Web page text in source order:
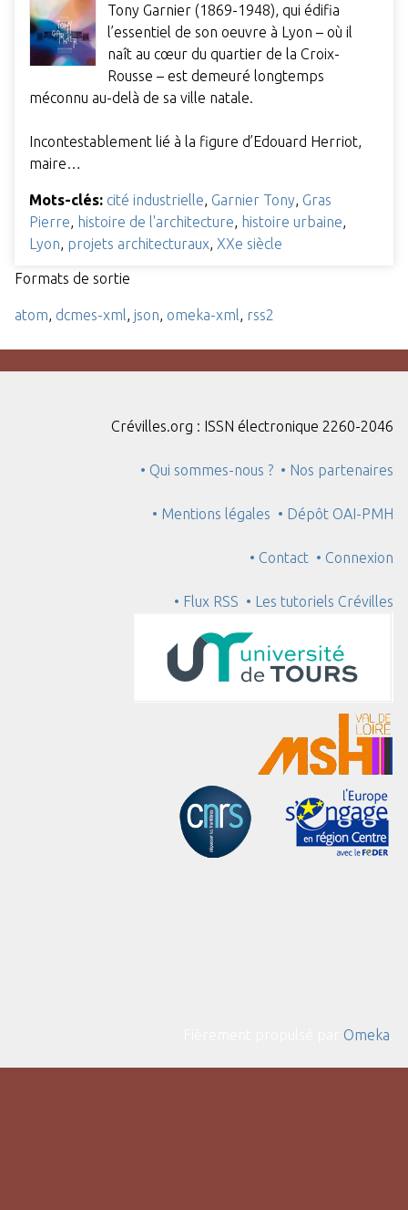
Tony Garnier (1869-1948), qui édifia
l’essentiel de son oeuvre à Lyon – où il
naît au cœur du quartier de la Croix-
Rousse – est demeuré longtemps
méconnu au-delà de sa ville natale.
Incontestablement lié à la figure d’Edouard Herriot,
maire…
Mots-clés: cité industrielle, Garnier Tony, Gras
Pierre, histoire de l'architecture, histoire urbaine,
Lyon, projets architecturaux, XXe siècle
Formats de sortie
atom, dcmes-xml, json, omeka-xml, rss2
Crévilles.org : ISSN électronique 2260-2046
• Qui sommes-nous ? • Nos partenaires
• Mentions légales • Dépôt OAI-PMH
• Contact • Connexion
• Flux RSS • Les tutoriels Crévilles
Omeka